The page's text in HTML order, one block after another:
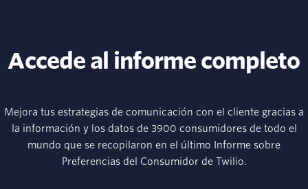
Accede al informe completo
Mejora tus estrategias de comunicación con el cliente gracias a
la información y los datos de 3900 consumidores de todo el
mundo que se recopilaron en el último Informe sobre
Preferencias del Consumidor de Twilio.